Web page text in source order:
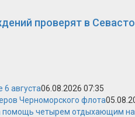
проверят в
6 августа06.08.2026 07:35
Черноморского флота
помощь четырем отдыхающим